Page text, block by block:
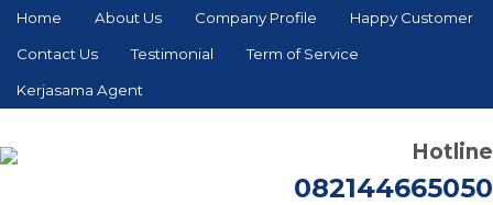
Home About Us Company Profile Happy Customer
Contact Us Testimonial Term of Service
Kerjasama Agent
Hotline
082144665050